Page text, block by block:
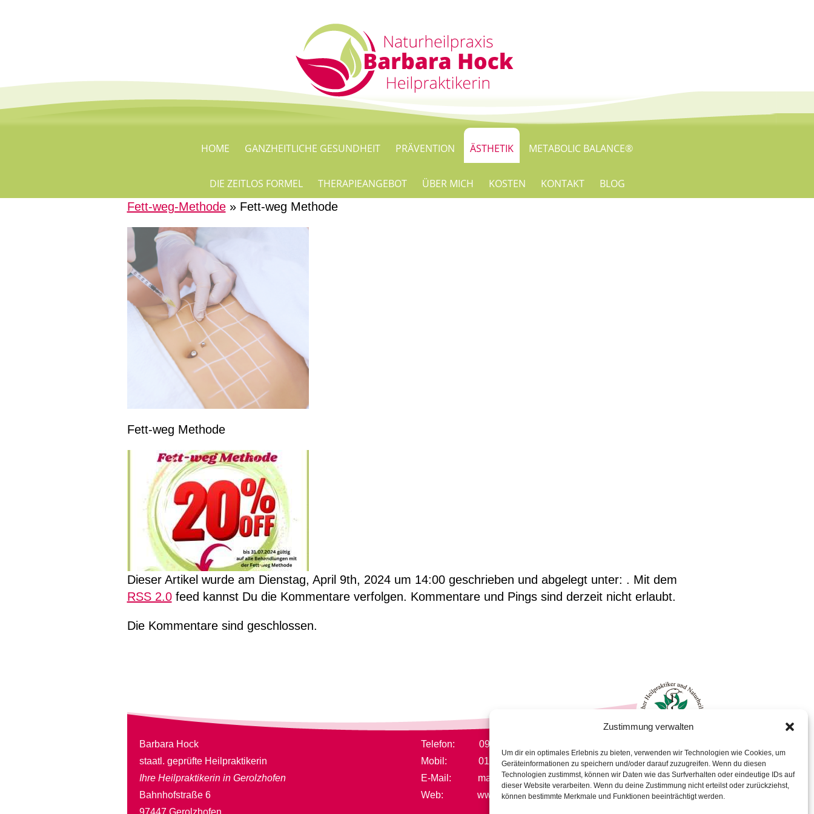
Zustimmung verwalten
Um dir ein optimales Erlebnis zu bieten, verwenden wir Technologien wie Cookies, um
Geräteinformationen zu speichern und/oder darauf zuzugreifen. Wenn du diesen
Technologien zustimmst, können wir Daten wie das Surfverhalten oder eindeutige IDs auf
dieser Website verarbeiten. Wenn du deine Zustimmung nicht erteilst oder zurückziehst,
können bestimmte Merkmale und Funktionen beeinträchtigt werden.
HOME GANZHEITLICHE GESUNDHEIT PRÄVENTION ÄSTHETIK METABOLIC BALANCE®
DIE ZEITLOS FORMEL THERAPIEANGEBOT ÜBER MICH KOSTEN KONTAKT
BLOG
Fett-weg-Methode» Fett-weg Methode
Fett-weg Methode
Dieser Artikel wurde am Dienstag, April 9th, 2024 um 14:00 geschrieben und abgelegt unter: . Mit dem
RSS 2.0feed kannst Du die Kommentare verfolgen. Kommentare und Pings sind derzeit nicht erlaubt.
Die Kommentare sind geschlossen.
Barbara Hock
staatl. geprüfte Heilpraktikerin
Ihre Heilpraktikerin in Gerolzhofen
Bahnhofstraße 6
97447 Gerolzhofen
Telefon: 09382/317711
Mobil: 0152/21885694
E-Mail: mail@naturheilpraxis-hock.de
Web: www.naturheilpraxis-hock.de